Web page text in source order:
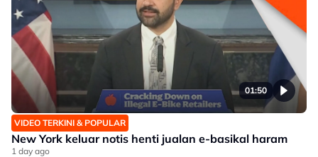
01:50
VIDEO TERKINI & POPULAR
New York keluar notis henti jualan e-basikal haram
1 day ago